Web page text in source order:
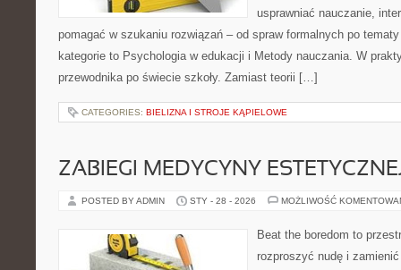
usprawniać nauczanie,
pomagać w szukaniu rozwiązań – od spraw formalnych po
kategorie to Psychologia w edukacji i Metody nauczania. W
przewodnika po świecie szkoły. Zamiast teorii […]
CATEGORIES: BIELIZNA I STROJE KĄPIELOWE
ZABIEGI MEDYCYNY
POSTED BY ADMIN STY - 28 - 2026 MOŻLIWOŚĆ
Beat the boredom to
rozproszyć nudę i